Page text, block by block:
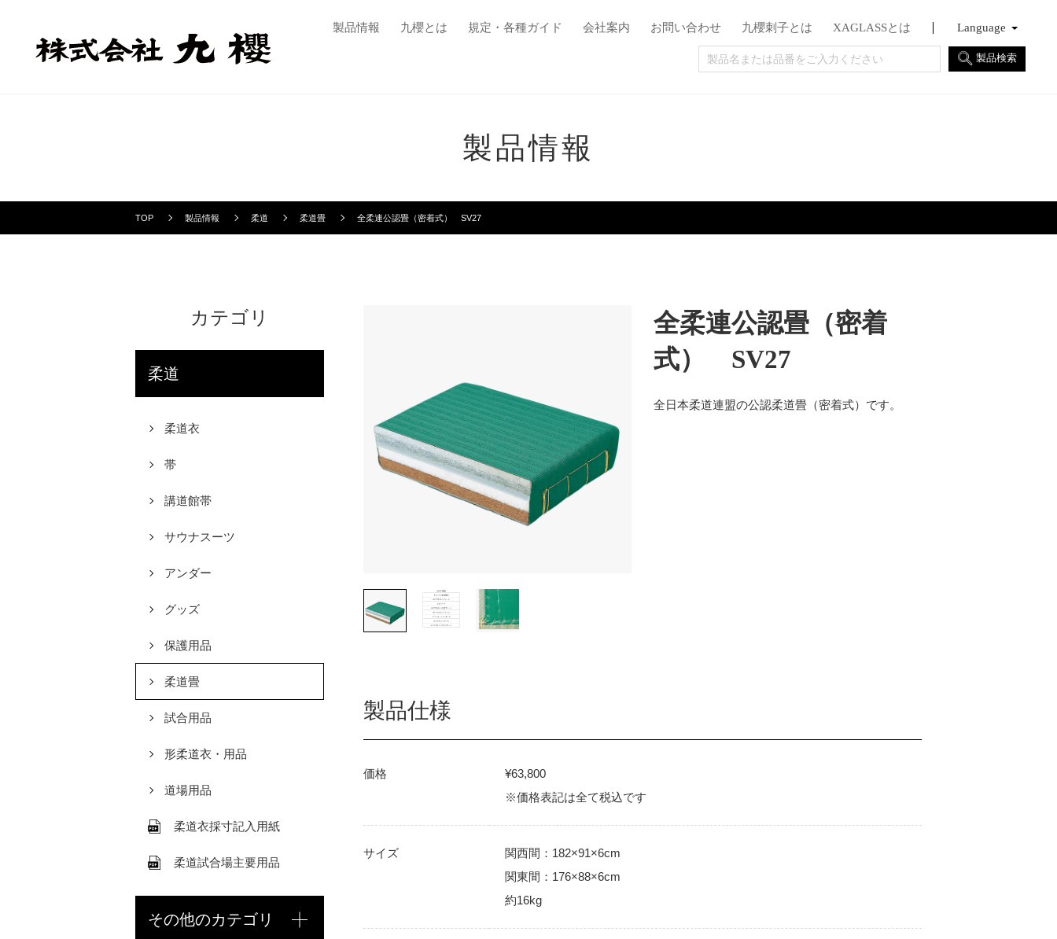
製品情報 九櫻とは 規定・各種ガイド 会社案内 お問い合わせ 九櫻刺子とは XAGLASSとは Language
English
Français
日本語製品検索
製品情報
TOP 製品情報 柔道 柔道畳 全柔連公認畳（密着式） SV27
全柔連公認畳（密着
式） SV27
全日本柔道連盟の公認柔道畳（密着式）です。
製品仕様
価格
¥63,800
※価格表記は全て税込です
サイズ
関西間：182×91×6cm
関東間：176×88×6cm
約16kg
カテゴリ
柔道
柔道衣
帯
講道館帯
サウナスーツ
アンダー
グッズ
保護用品
柔道畳
試合用品
形柔道衣・用品
道場用品
柔道衣採寸記入用紙
柔道試合場主要用品
その他のカテゴリ